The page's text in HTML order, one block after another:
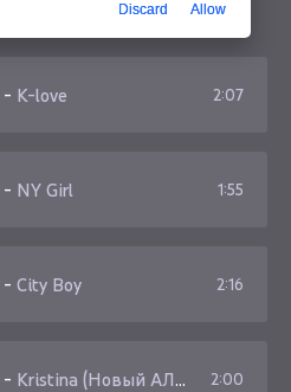
- K-love 2:07
- NY Girl 1:55
- City Boy 2:16
- Kristina (Новый АЛьбом) 2:00
Discard Allow